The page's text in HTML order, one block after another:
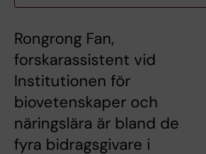
Rongrong Fan,
forskarassistent vid
Institutionen för
biovetenskaper och
näringslära är bland de
fyra bidragsgivare i